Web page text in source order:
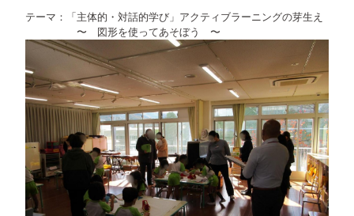
テーマ：「主体的・対話的学び」アクティブラーニングの芽生え
〜 図形を使ってあそぼう 〜